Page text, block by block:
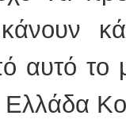
αυτό
Ελλάδα